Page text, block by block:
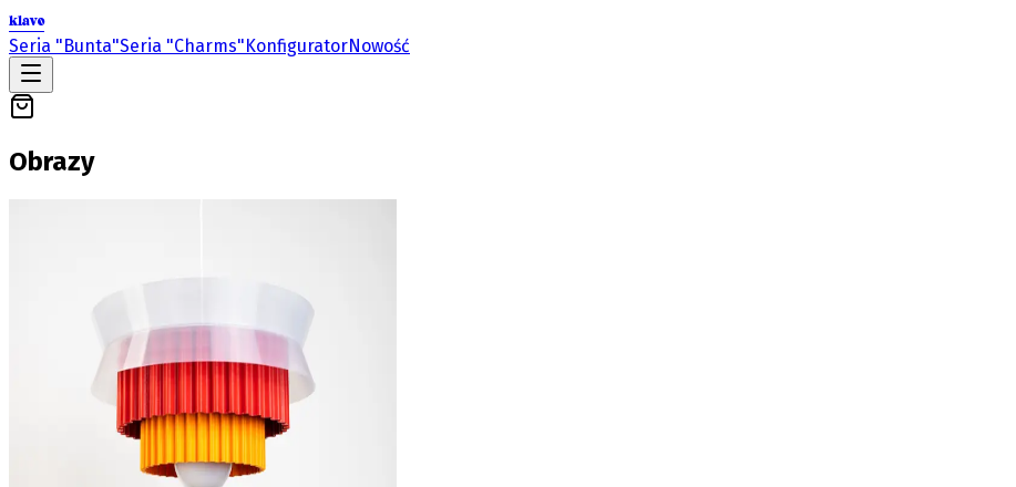
klavo
Seria "Bunta"Seria "Charms"KonfiguratorNowość
Obrazy